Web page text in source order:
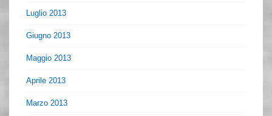
Luglio 2013
Giugno 2013
Maggio 2013
Aprile 2013
Marzo 2013